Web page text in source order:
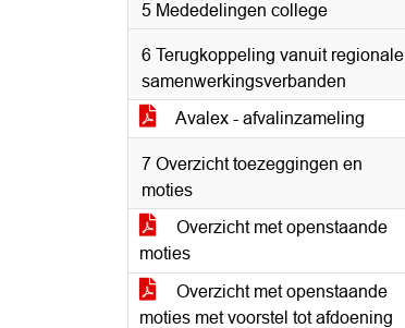
5 Mededelingen college
6 Terugkoppeling vanuit regionale
samenwerkingsverbanden
Avalex - afvalinzameling
7 Overzicht toezeggingen en
moties
Overzicht met openstaande
moties
Overzicht met openstaande
moties met voorstel tot afdoening